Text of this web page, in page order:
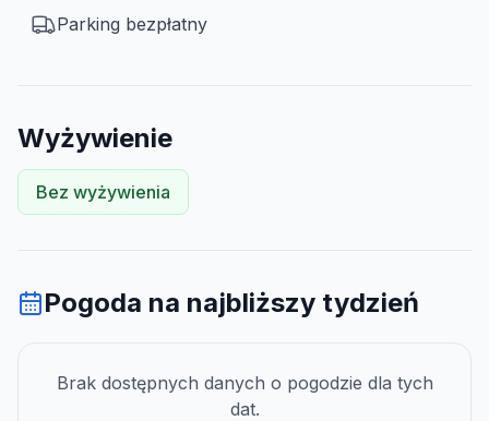
Parking bezpłatny
Wyżywienie
Bez wyżywienia
Pogoda na najbliższy tydzień
Brak dostępnych danych o pogodzie dla tych
dat.